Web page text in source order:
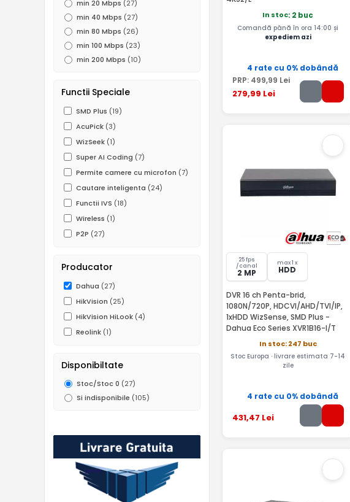
min 20 Mbps (27)
min 40 Mbps (27)
min 80 Mbps (26)
min 100 Mbps (23)
min 200 Mbps (10)
Functii Speciale
SMD Plus (19)
AcuPick (3)
WizSeek (1)
Super AI Coding (7)
Permite camere cu microfon (7)
Cautare inteligenta (24)
Functii IVS (18)
Wireless (1)
P2P (27)
Producator
Dahua (27)
HikVision (25)
HikVision HiLook (4)
Reolink (1)
Disponibiltate
Stoc/Stoc 0 (27)
Si indisponibile (105)
In stoc: 2 buc
Comandă până în ora 14:00 și
expediem azi
4 rate cu 0% dobândă
PRP: 499,99 Lei
279,99 Lei
25 fps
/canal
2 MP
max 1 x
HDD
DVR 16 ch Penta-brid,
1080N/720P, HDCVI/AHD/TVI/IP,
1xHDD WizSense, SMD Plus -
Dahua Eco Series XVR1B16-I/T
In stoc: 247 buc
Stoc Europa · livrare estimata 7-14
zile
4 rate cu 0% dobândă
431,47 Lei